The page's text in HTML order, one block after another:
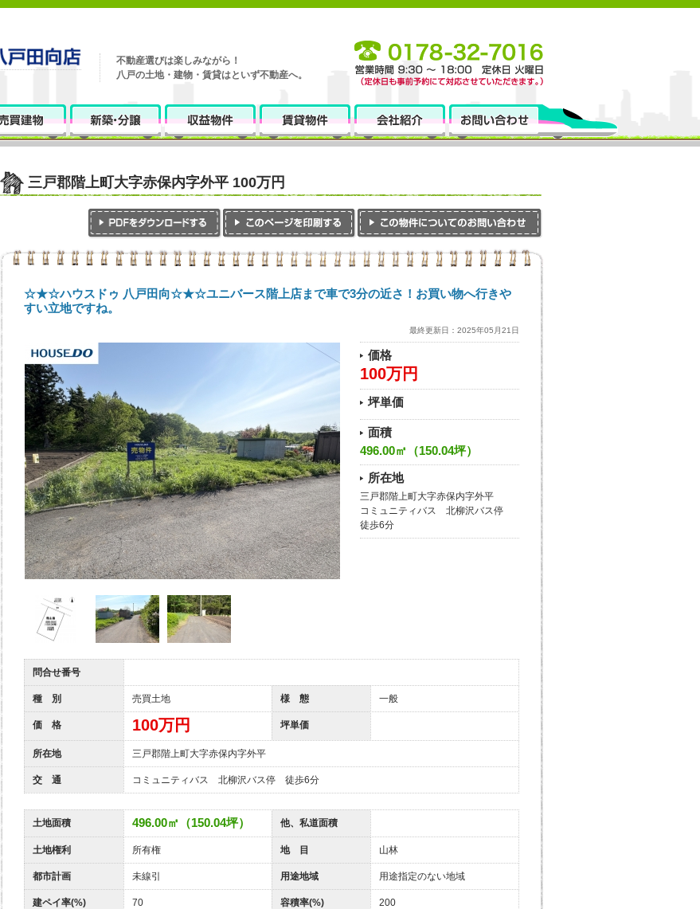
不動産選びは楽しみながら！
八戸の土地・建物・賃貸はといず不動産へ。
三戸郡階上町大字赤保内字外平 100万円
☆★☆ハウスドゥ 八戸田向☆★☆ユニバース階上店まで車で3分の近さ！お買い物へ行きや
すい立地ですね。
最終更新日：2025年05月21日
価格
100万円
坪単価
面積
496.00㎡（150.04坪）
所在地
三戸郡階上町大字赤保内字外平
コミュニティバス 北柳沢バス停
徒歩6分
問合せ番号
種 別 売買土地 様 態 一般
価 格 100万円 坪単価
所在地 三戸郡階上町大字赤保内字外平
交 通 コミュニティバス 北柳沢バス停 徒歩6分
土地面積 496.00㎡（150.04坪） 他、私道面積
土地権利 所有権 地 目 山林
都市計画 未線引 用途地域 用途指定のない地域
建ペイ率(%) 70 容積率(%) 200